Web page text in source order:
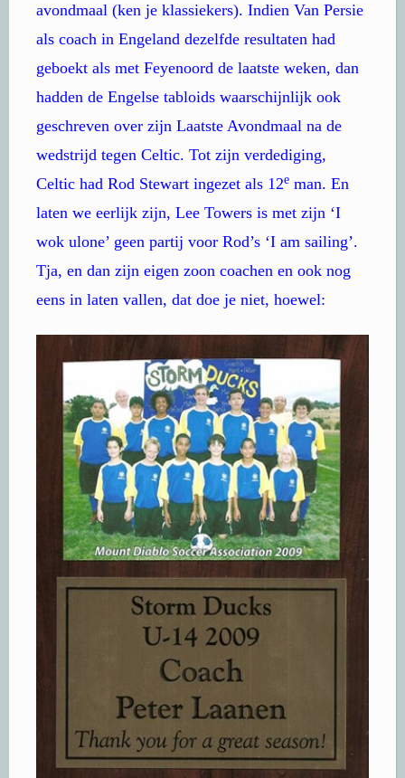
avondmaal (ken je klassiekers). Indien Van Persie
als coach in Engeland dezelfde resultaten had
geboekt als met Feyenoord de laatste weken, dan
hadden de Engelse tabloids waarschijnlijk ook
geschreven over zijn Laatste Avondmaal na de
wedstrijd tegen Celtic. Tot zijn verdediging,
Celtic had Rod Stewart ingezet als 12e man. En
laten we eerlijk zijn, Lee Towers is met zijn ‘I
wok ulone’ geen partij voor Rod’s ‘I am sailing’.
Tja, en dan zijn eigen zoon coachen en ook nog
eens in laten vallen, dat doe je niet, hoewel: